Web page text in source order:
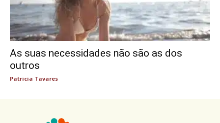
As suas necessidades não são as dos
outros
Patricia Tavares